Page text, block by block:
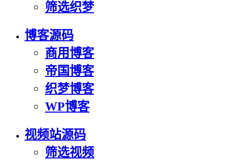
筛选织梦
博客源码
商用博客
帝国博客
织梦博客
WP博客
视频站源码
筛选视频